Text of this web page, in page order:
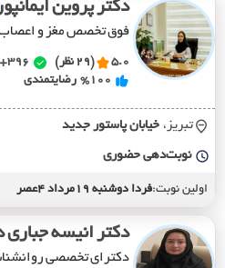
دکتر پروین
فوق تخصص مغز و
5.0 (29 نظر) 396+
%100 رضایتمندی
تبریز، خيابان پاستور جديد
نوبت‌دهی حضوری
اولین نوبت:فردا دوشنبه 19مرداد 4عصر
دکتر انیسه جباری
دکترای تخصصی